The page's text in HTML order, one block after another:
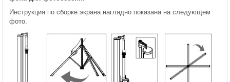
Инструкция по сборке экрана наглядно показана на следующем
фото.